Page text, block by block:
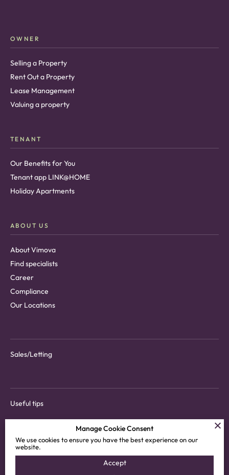
OWNER
Selling a Property
Rent Out a Property
Lease Management
Valuing a property
TENANT
Our Benefits for You
Tenant app LINK@HOME
Holiday Apartments
ABOUT US
About Vimova
Find specialists
Career
Compliance
Our Locations
Sales/Letting
Useful tips
Download tenant app
Manage Cookie Consent
We use cookies to ensure you have the best experience on our
website.
Accept